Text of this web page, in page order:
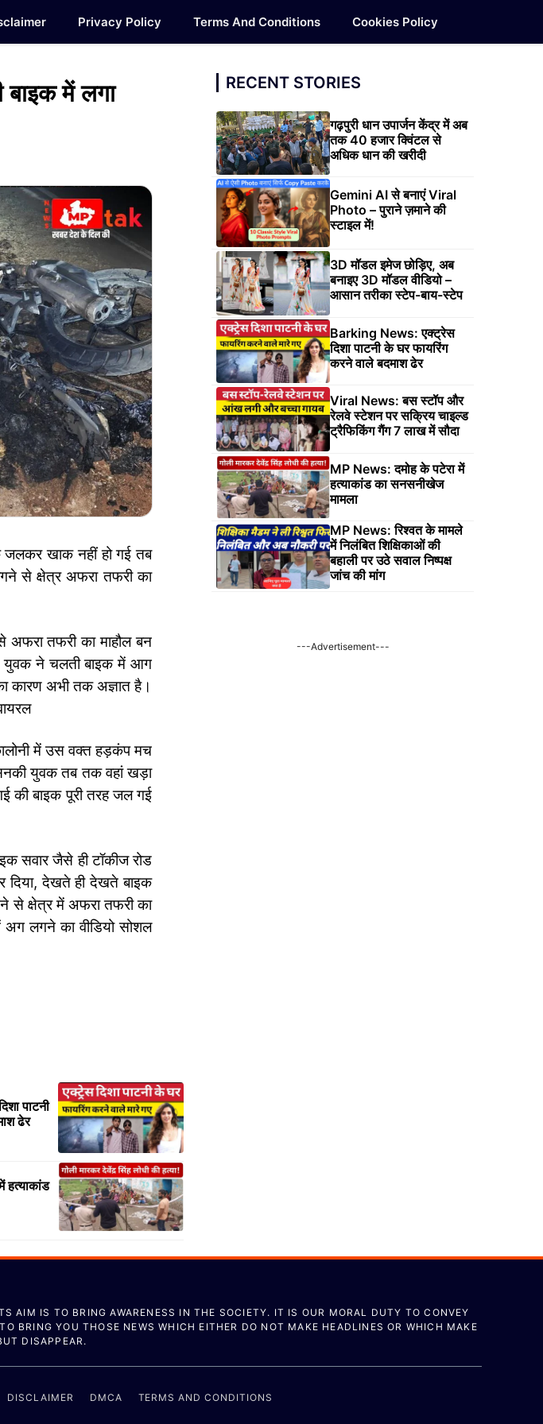
Privacy Policy Terms And Conditions Cookies Policy
में लगा
खाक नहीं हो गई तब
से क्षेत्र अफरा तफरी का
तफरी का माहौल बन
युवक ने चलती बाइक में आग
कारण अभी तक अज्ञात है।
में उस वक्त हड़कंप मच
युवक तब तक वहां खड़ा
की बाइक पूरी तरह जल गई
सवार जैसे ही टॉकीज रोड
देखते ही देखते बाइक
से क्षेत्र में अफरा तफरी का
अग लगने का वीडियो सोशल
पाटनी
ढेर
हत्याकांड
RECENT STORIES
गढ़पुरी धान उपार्जन केंद्र में अब
तक 40 हजार क्विंटल से
अधिक धान की खरीदी
Gemini AI से बनाएं Viral
Photo – पुराने ज़माने की
स्टाइल में!
3D मॉडल इमेज छोड़िए, अब
बनाइए 3D मॉडल वीडियो –
आसान तरीका स्टेप-बाय-स्टेप
Barking News: एक्ट्रेस
दिशा पाटनी के घर फायरिंग
करने वाले बदमाश ढेर
Viral News: बस स्टॉप और
रेलवे स्टेशन पर सक्रिय चाइल्ड
ट्रैफिकिंग गैंग 7 लाख में सौदा
MP News: दमोह के पटेरा में
हत्याकांड का सनसनीखेज
मामला
MP News: रिश्वत के मामले
में निलंबित शिक्षिकाओं की
बहाली पर उठे सवाल निष्पक्ष
जांच की मांग
---Advertisement---
AIM IS TO BRING AWARENESS IN THE SOCIETY. IT IS OUR MORAL DUTY TO CONVEY
BRING YOU THOSE NEWS WHICH EITHER DO NOT MAKE HEADLINES OR WHICH MAKE
DISAPPEAR.
DISCLAIMER DMCA TERMS AND CONDITIONS